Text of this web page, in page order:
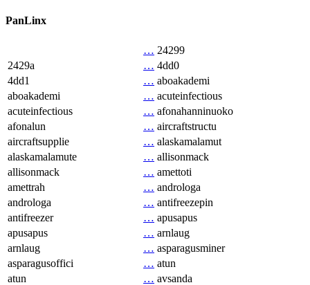
PanLinx
… 24299
2429a
… 4dd0
4dd1
… aboakademi
aboakademi
… acuteinfectious
acuteinfectious
… afonahanninuoko
afonalun
… aircraftstructu
aircraftsupplie
… alaskamalamut
alaskamalamute
… allisonmack
allisonmack
… amettoti
amettrah
… androloga
androloga
… antifreezepin
antifreezer
… apusapus
apusapus
… arnlaug
arnlaug
… asparagusminer
asparagusoffici
… atun
atun
… avsanda